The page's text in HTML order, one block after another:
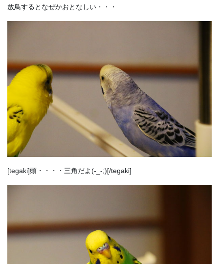
放鳥するとなぜかおとなしい・・・
[tegaki]頭・・・・三角だよ(-_-;)[/tegaki]